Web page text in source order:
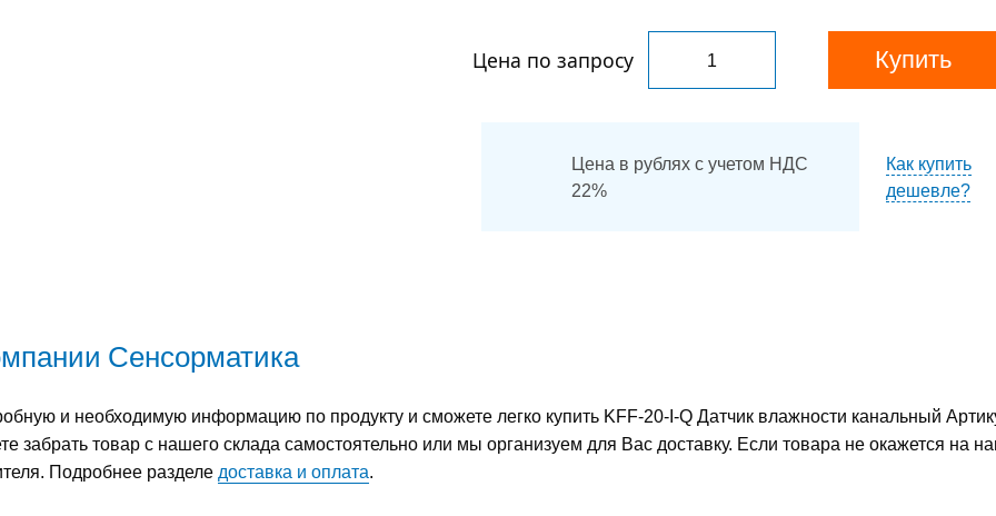
Цена по запросу Купить
Цена в рублях с учетом НДС
22%
Как купить
дешевле?
Сенсорматика
и необходимую информацию по продукту и сможете легко купить KFF-20-I-Q Датчик влажности канальный
товар с нашего склада самостоятельно или мы организуем для Вас доставку. Если товара не окажется на
Подробнее разделе доставка и оплата.